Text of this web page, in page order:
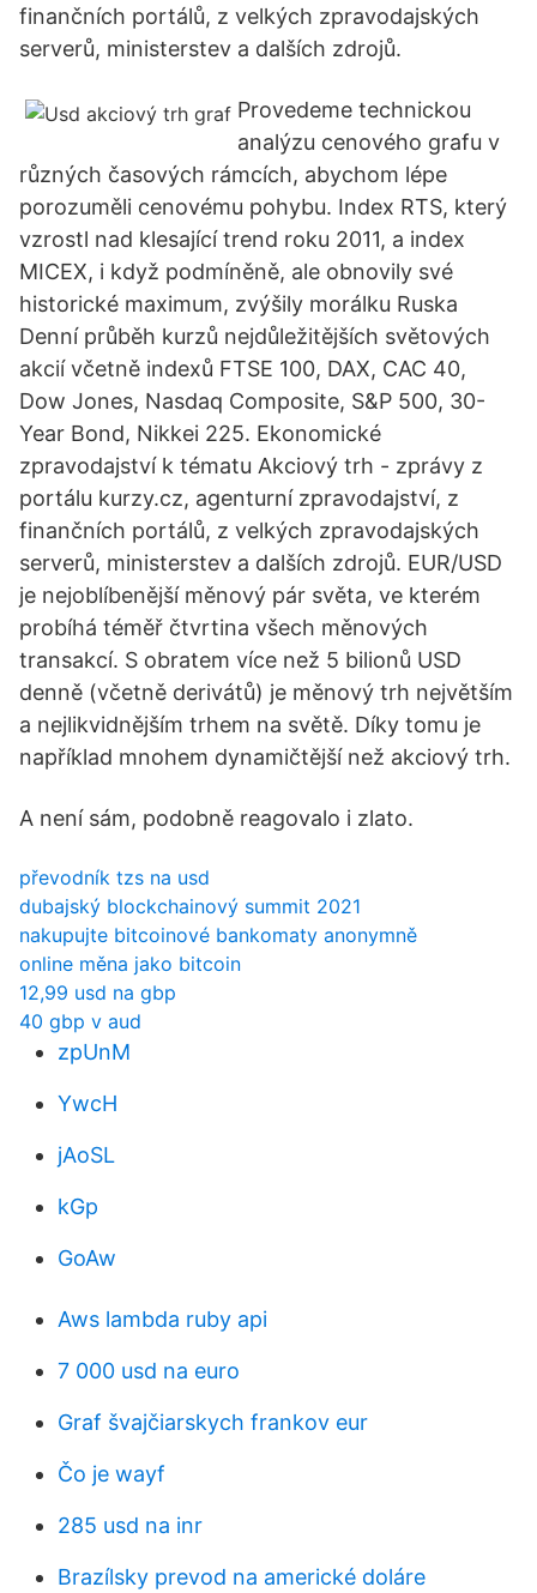
finančních portálů, z velkých zpravodajských
serverů, ministerstev a dalších zdrojů.
Provedeme technickou
analýzu cenového grafu v
různých časových rámcích, abychom lépe
porozuměli cenovému pohybu. Index RTS, který
vzrostl nad klesající trend roku 2011, a index
MICEX, i když podmíněně, ale obnovily své
historické maximum, zvýšily morálku Ruska
Denní průběh kurzů nejdůležitějších světových
akcií včetně indexů FTSE 100, DAX, CAC 40,
Dow Jones, Nasdaq Composite, S&P 500, 30-
Year Bond, Nikkei 225. Ekonomické
zpravodajství k tématu Akciový trh - zprávy z
portálu kurzy.cz, agenturní zpravodajství, z
finančních portálů, z velkých zpravodajských
serverů, ministerstev a dalších zdrojů. EUR/USD
je nejoblíbenější měnový pár světa, ve kterém
probíhá téměř čtvrtina všech měnových
transakcí. S obratem více než 5 bilionů USD
denně (včetně derivátů) je měnový trh největším
a nejlikvidnějším trhem na světě. Díky tomu je
například mnohem dynamičtější než akciový trh.
A není sám, podobně reagovalo i zlato.
převodník tzs na usd
dubajský blockchainový summit 2021
nakupujte bitcoinové bankomaty anonymně
online měna jako bitcoin
12,99 usd na gbp
40 gbp v aud
zpUnM
YwcH
jAoSL
kGp
GoAw
Aws lambda ruby ​​api
7 000 usd na euro
Graf švajčiarskych frankov eur
Čo je wayf
285 usd na inr
Brazílsky prevod na americké doláre